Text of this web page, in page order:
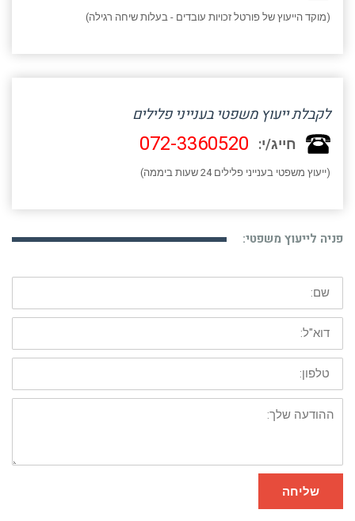
(מוקד הייעוץ של פורטל זכויות עובדים - בעלות שיחה רגילה)
לקבלת ייעוץ משפטי בענייני פלילים
חייג/י: 072-3360520
(ייעוץ משפטי בענייני פלילים 24 שעות ביממה)
פניה לייעוץ משפטי:
שם:
דוא"ל:
טלפון:
ההודעה
שלך:
שליחה